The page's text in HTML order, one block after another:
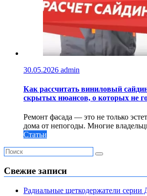
30.05.2026 admin
Как рассчитать виниловый
скрытых нюансов, о которых не
Ремонт фасада — это не только
дома от непогоды. Многие
Статьи
Свежие записи
Радиальные щеткодержатели